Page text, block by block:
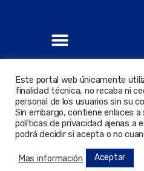
© 2022 Todos los derechos
Nuevas
Este portal web únicamente
finalidad técnica, no recaba ni
personal de los usuarios sin su
Sin embargo, contiene enlaces
políticas de privacidad ajenas a
podrá decidir si acepta o no
Mas información Aceptar